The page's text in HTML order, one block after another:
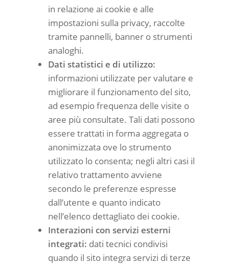
in relazione ai cookie e alle
impostazioni sulla privacy, raccolte
tramite pannelli, banner o strumenti
analoghi.
Dati statistici e di utilizzo:
informazioni utilizzate per valutare e
migliorare il funzionamento del sito,
ad esempio frequenza delle visite o
aree più consultate. Tali dati possono
essere trattati in forma aggregata o
anonimizzata ove lo strumento
utilizzato lo consenta; negli altri casi il
relativo trattamento avviene
secondo le preferenze espresse
dall’utente e quanto indicato
nell’elenco dettagliato dei cookie.
Interazioni con servizi esterni
integrati: dati tecnici condivisi
quando il sito integra servizi di terze